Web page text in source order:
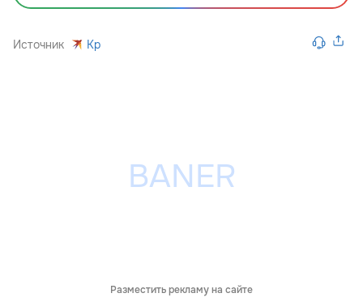
Источник Kp
Разместить рекламу на сайте